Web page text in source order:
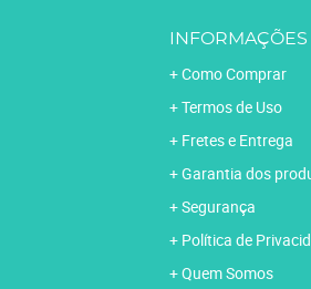
Como Comprar
Termos de Uso
Fretes e Entrega
Garantia dos
Segurança
Política de
Quem Somos